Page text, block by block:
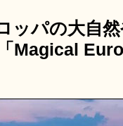
ッパの大自
Magical